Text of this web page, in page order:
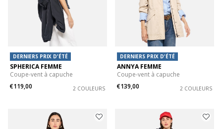
DERNIERS PRIX D'ÉTÉ
SPHERICA FEMME
Coupe-vent à capuche
€119,00
2 COULEURS
DERNIERS PRIX D'ÉTÉ
ANNYA FEMME
Coupe-vent à capuche
€139,00
2 COULEURS